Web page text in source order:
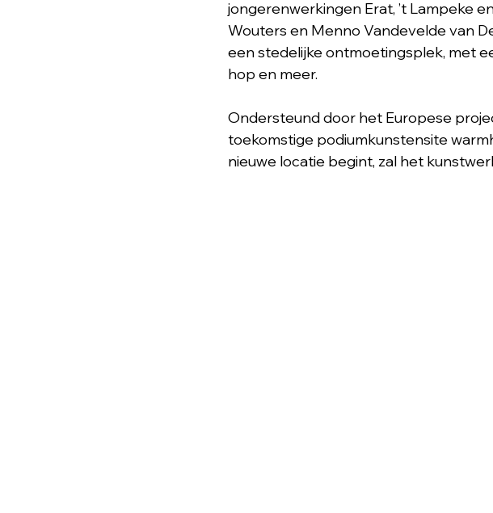
jongerenwerkingen Erat, ’t Lampeke
Wouters en Menno Vandevelde van
een stedelijke ontmoetingsplek, met
hop en meer.
Ondersteund door het Europese
toekomstige podiumkunstensite
nieuwe locatie begint, zal het